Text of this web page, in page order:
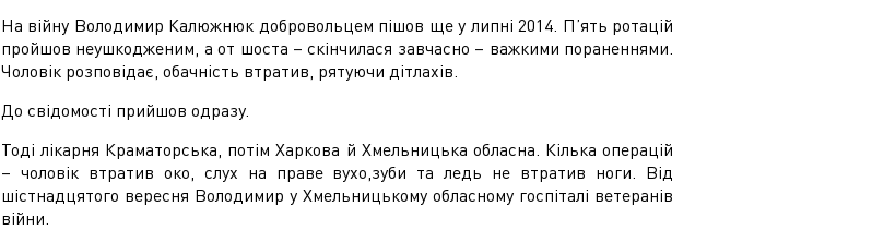
На війну Володимир Калюжнюк добровольцем пішов ще у липні 2014. П’ять ротацій
пройшов неушкодженим, а от шоста – скінчилася завчасно – важкими пораненнями.
Чоловік розповідає, обачність втратив, рятуючи дітлахів.
До свідомості прийшов одразу.
Тоді лікарня Краматорська, потім Харкова й Хмельницька обласна. Кілька операцій
– чоловік втратив око, слух на праве вухо,зуби та ледь не втратив ноги. Від
шістнадцятого вересня Володимир у Хмельницькому обласному госпіталі ветеранів
війни.